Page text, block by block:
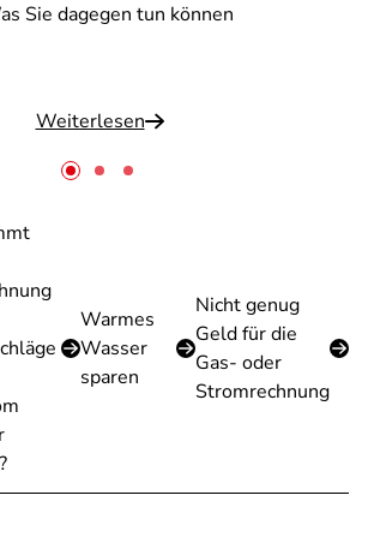
Sie dagegen tun können
Weiterlesen
Warmes
Wasser
sparen
Nicht genug
Geld für die
Gas- oder
Stromrechnung